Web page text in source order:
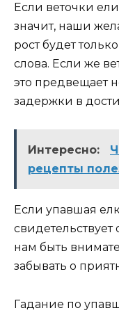
Если веточки
значит, наши
рост будет
слова. Если же
это предвещает
задержки в
Интересно:
рецепты
Если упавшая
свидетельствует
нам быть
забывать о
Гадание по